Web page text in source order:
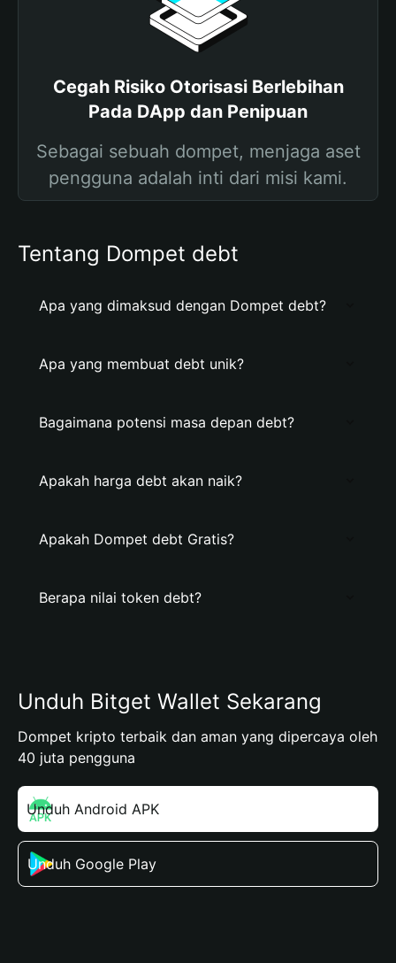
Cegah Risiko Otorisasi Berlebihan
Pada DApp dan Penipuan
Sebagai sebuah dompet, menjaga aset
pengguna adalah inti dari misi kami.
Tentang Dompet debt
Apa yang dimaksud dengan Dompet debt?
Apa yang membuat debt unik?
Bagaimana potensi masa depan debt?
Apakah harga debt akan naik?
Apakah Dompet debt Gratis?
Berapa nilai token debt?
Unduh Bitget Wallet Sekarang
Dompet kripto terbaik dan aman yang dipercaya oleh
40 juta pengguna
Unduh Android APK
Unduh Google Play